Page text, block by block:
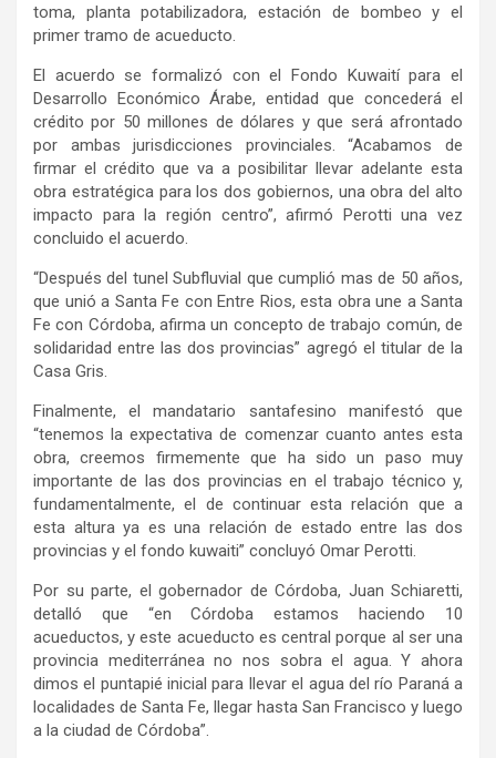
toma, planta potabilizadora, estación de bombeo y el
primer tramo de acueducto.
El acuerdo se formalizó con el Fondo Kuwaití para el
Desarrollo Económico Árabe, entidad que concederá el
crédito por 50 millones de dólares y que será afrontado
por ambas jurisdicciones provinciales. “Acabamos de
firmar el crédito que va a posibilitar llevar adelante esta
obra estratégica para los dos gobiernos, una obra del alto
impacto para la región centro”, afirmó Perotti una vez
concluido el acuerdo.
“Después del tunel Subfluvial que cumplió mas de 50 años,
que unió a Santa Fe con Entre Rios, esta obra une a Santa
Fe con Córdoba, afirma un concepto de trabajo común, de
solidaridad entre las dos provincias” agregó el titular de la
Casa Gris.
Finalmente, el mandatario santafesino manifestó que
“tenemos la expectativa de comenzar cuanto antes esta
obra, creemos firmemente que ha sido un paso muy
importante de las dos provincias en el trabajo técnico y,
fundamentalmente, el de continuar esta relación que a
esta altura ya es una relación de estado entre las dos
provincias y el fondo kuwaiti” concluyó Omar Perotti.
Por su parte, el gobernador de Córdoba, Juan Schiaretti,
detalló que “en Córdoba estamos haciendo 10
acueductos, y este acueducto es central porque al ser una
provincia mediterránea no nos sobra el agua. Y ahora
dimos el puntapié inicial para llevar el agua del río Paraná a
localidades de Santa Fe, llegar hasta San Francisco y luego
a la ciudad de Córdoba”.